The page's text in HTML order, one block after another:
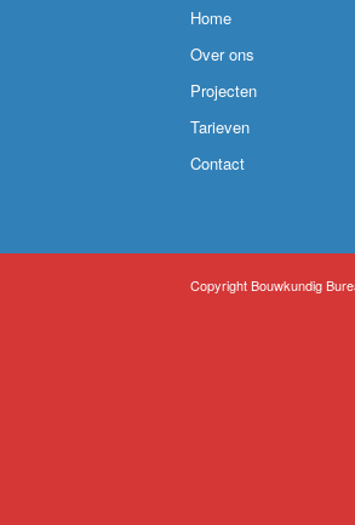
Home
Over ons
Projecten
Tarieven
Contact
Copyright Bouwkundig